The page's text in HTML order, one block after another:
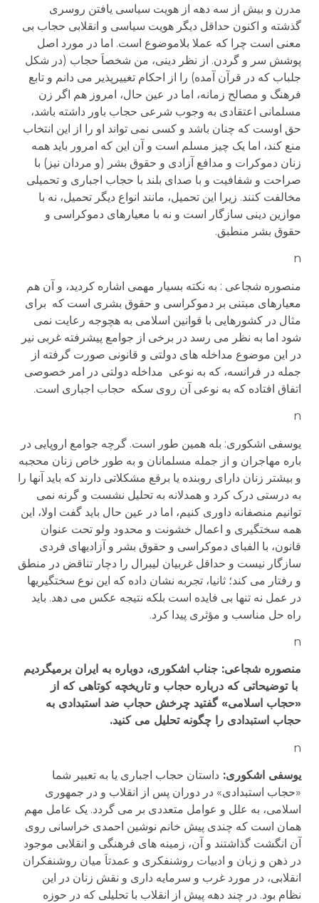
مدرن و بیش از سه دهه از هویت سیاسی یافتن روسری
گذشته و اکنون حداقل دیگر هویت سیاسی و انقلابی حجاب بی
معنی است چرا که عملا بلاموضوع است. اما در مورد اصل
پوشش سر و گردن. از نظر دینی، من شخصاَ حجاب (در شکل
جلباب که در قرآن آمده) را از احکام تغییرپذیر می دانم و تابع
فرهنگ و مصالح زمانه، اما در عین حال، امروز هم اگر زن
مسلمانی اعتقادی به وجوب شرعی حجاب باور داشته باشد،
حق اوست که چنان باشد و کسی نمی تواند او را از این انتخاب
منع کند، اما یک چیز مسلم است و آن این که امرور باید همه
زنان دموکرات و مدافع آزادی و حقوق بشر (و مردان نیز) با
صراحت و شفافیت و با صدای بلند با حجاب اجباری و تحمیلی
مخالفت کنند. زیرا این تحمیل، مانند انواع دیگر تحمیل، نه با
موازین دینی سازگار است و نه با معیارهای دموکراسی و
حقوق بشر منطبق.
n
منصوره شجاعی : به نکته بسیار مهمی اشاره کردید، و آن هم
معیارهای مبتنی بر دموکراسی و حقوق بشری است که برای
مثال در کشورهایی با قوانین اسلامی به هچوجه رعایت نمی
شود اما به نظر می رسد در برخی از جوامع پیشرفته غربی نیر
در این موضوع مداخله های دولتی و قانونی صورت گرفته از
جمله در فرانسه، که به نوعی مداخله دولتی در امر خصوصی
اتفاق افتاده که به نوعی آن روی سکه حجاب اجباری است.
n
یوسفی اشکوری: بله همین طور است. گرچه جوامع اروپایی در
باره مهاجران و از جمله مسلمانان و به طور خاص زنان محجبه
و بیشتر زنان دارای روبنده یا برقع مشکلاتی دارند که باید آنها را
به درستی درک کرد و همدلانه به تحلیل نشست و گرنه نمی
توانیم منصفانه داوری کنیم، اما در عین حال باید گفت اولا، این
همه سختگیری و اعمال خشونت و محدود ولو تحت عنوان
قانون، با الفبای دموکراسی و حقوق بشر و آزادیهای فردی
سازگار نیست و حداقل غربیان لیبرال را دچار تناقض در منطق
و رفتار می کند؛ ثانیا، تجربه نشان داده که این نوع سختگیریها
در عمل نه تنها بی فایده است بلکه نتیجه عکس می دهد. باید
راه حل مناسب و مؤثری پیدا کرد.
n
منصوره شجاعی: جناب اشکوری، دوباره به ایران برمیگردیم
با توضیحاتی که درباره حجاب و تاریخچه کوتاهی که از
«حجاب اسلامی» گفتید چرخش حجاب ضد استبدادی به
حجاب استبدادی را چگونه تحلیل می کنید.
n
یوسفی اشکوری: داستان حجاب اجباری یا به تعبیر شما
«حجاب استبدادی» در دوران پس از انقلاب و در جمهوری
اسلامی، به علل و عوامل متعددی بر می گردد. یک عامل مهم
همان است که چندی پیش خانم نوشین احمدی خراسانی روی
آن انگشت گذاشتند و آن، زمینه های فرهنگی و انقلابی موجود
در ذهن و زبان و ادبیات روشنفکری و عمدتاَ میان روشنفکران
انقلابی، در مورد غرب و سرمایه داری و نقش زنان در این
نظام بود. در چند دهه پیش از انقلاب با تحلیلی که در حوزه